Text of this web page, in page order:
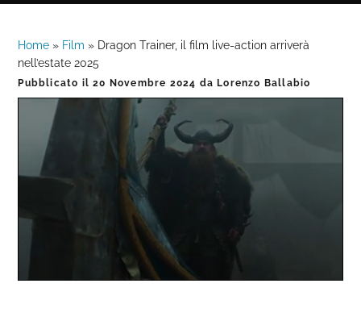
Home » Film » Dragon Trainer, il film live-action arriverà
nell’estate 2025
Pubblicato il20 Novembre 2024 da Lorenzo Ballabio
Loaded
0%
:
0%